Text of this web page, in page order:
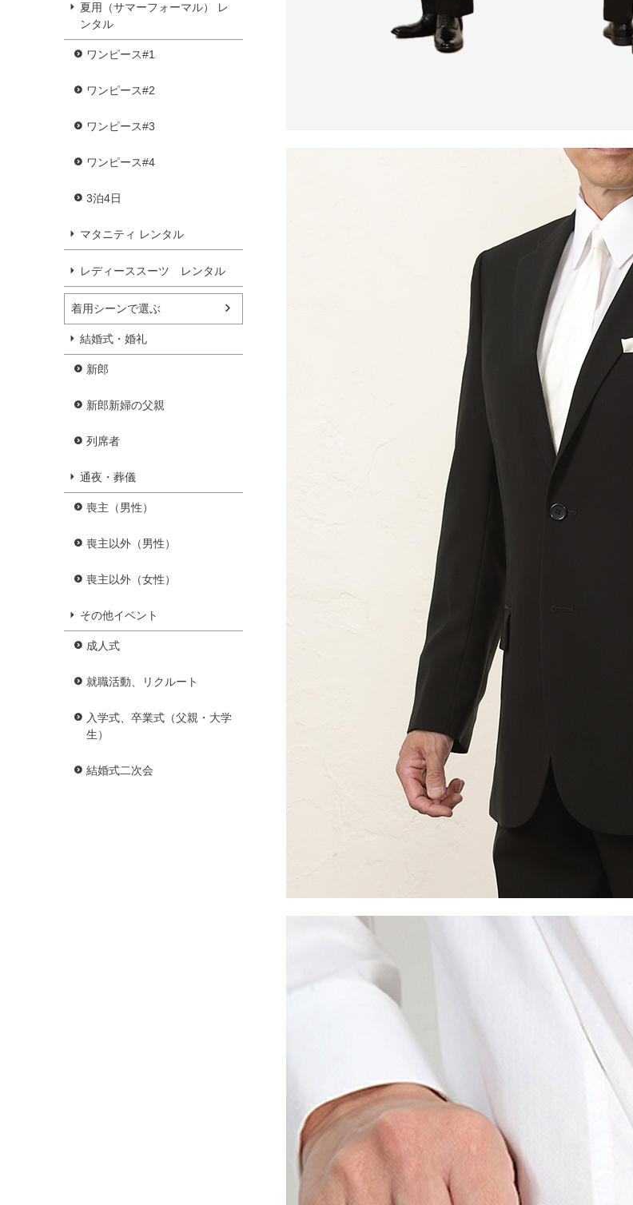
夏用（サマーフォーマル） レ
ンタル
ワンピース#1
ワンピース#2
ワンピース#3
ワンピース#4
3泊4日
マタニティ レンタル
レディーススーツ レンタル
着用シーンで選ぶ
結婚式・婚礼
新郎
新郎新婦の父親
列席者
通夜・葬儀
喪主（男性）
喪主以外（男性）
喪主以外（女性）
その他イベント
成人式
就職活動、リクルート
入学式、卒業式（父親・大学
生）
結婚式二次会